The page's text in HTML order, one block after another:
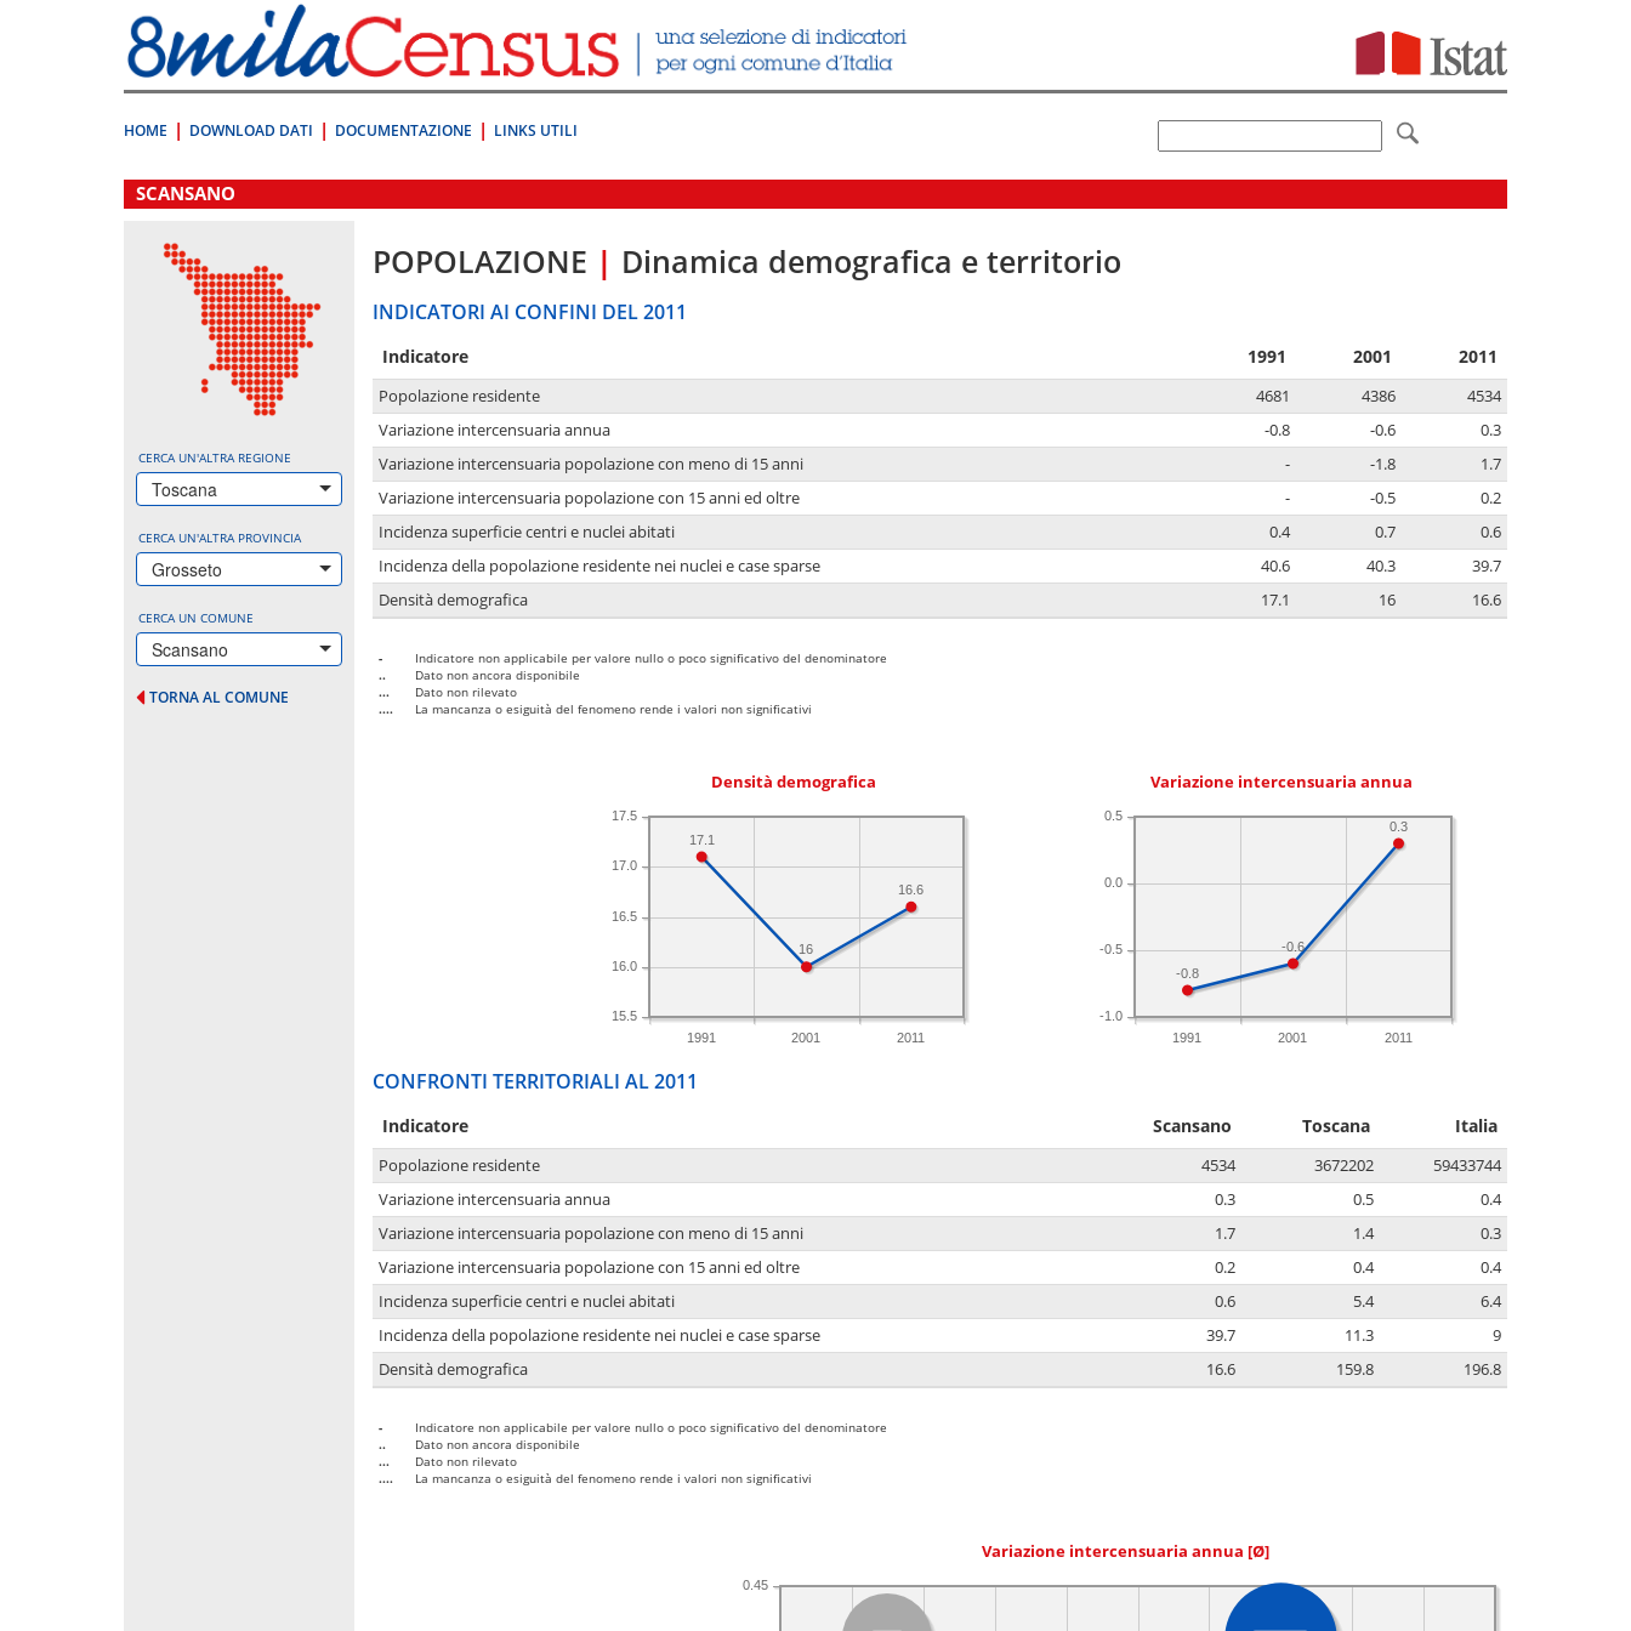
direttamente
a:
Contenuto
HOME DOWNLOAD DATI DOCUMENTAZIONE LINKS UTILI
.
SCANSANO
CERCA UN'ALTRA REGIONE
Toscana
CERCA UN'ALTRA PROVINCIA
Grosseto
CERCA UN COMUNE
Scansano
TORNA AL COMUNE
POPOLAZIONE | Dinamica demografica e territorio
INDICATORI AI CONFINI DEL 2011
Indicatore 1991 2001 2011
Popolazione residente 4681 4386
4534
Variazione intercensuaria annua
-0.8 -0.6
0.3
Variazione intercensuaria popolazione con meno di 15 anni
- -1.8
1.7
Variazione intercensuaria popolazione con 15 anni ed oltre
- -0.5
0.2
Incidenza superficie centri e nuclei abitati
0.4 0.7
0.6
Incidenza della popolazione residente nei nuclei e case sparse
40.6 40.3
39.7
Densità demografica
17.1 16 16.6
-
Indicatore non applicabile per valore nullo o poco significativo del denominatore
..
Dato non ancora disponibile
...
Dato non rilevato
....
La mancanza o esiguità del fenomeno rende i valori non significativi
Densità demografica
1991 2001 2011
15.5
16.0
16.5
17.0
17.5
16.6
16
17.1
Variazione intercensuaria annua
1991 2001 2011
-1.0
-0.5
0.0
0.5
0.3
-0.6
-0.8
CONFRONTI TERRITORIALI AL 2011
Indicatore Scansano Toscana Italia
Popolazione residente 4534 3672202
59433744
Variazione intercensuaria annua
0.3 0.5
0.4
Variazione intercensuaria popolazione con meno di 15 anni
1.7 1.4
0.3
Variazione intercensuaria popolazione con 15 anni ed oltre
0.2 0.4
0.4
Incidenza superficie centri e nuclei abitati
0.6 5.4
6.4
Incidenza della popolazione residente nei nuclei e case sparse
39.7 11.3
9
Densità demografica
16.6 159.8 196.8
-
Indicatore non applicabile per valore nullo o poco significativo del denominatore
..
Dato non ancora disponibile
...
Dato non rilevato
....
La mancanza o esiguità del fenomeno rende i valori non significativi
Variazione intercensuaria annua [Ø]
0.45